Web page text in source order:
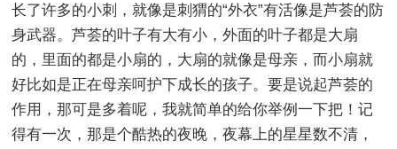
长了许多的小刺，就像是刺猬的“外衣”有活像是芦荟的防
身武器。芦荟的叶子有大有小，外面的叶子都是大扇
的，里面的都是小扇的，大扇的就像是母亲，而小扇就
好比如是正在母亲呵护下成长的孩子。要是说起芦荟的
作用，那可是多着呢，我就简单的给你举例一下把！记
得有一次，那是个酷热的夜晚，夜幕上的星星数不清，